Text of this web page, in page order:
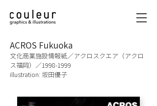
ACROS Fukuoka
文化商業施設情報紙／アクロスクエア（アクロ
ス福岡）／1998-1999
illustration: 坂田優子